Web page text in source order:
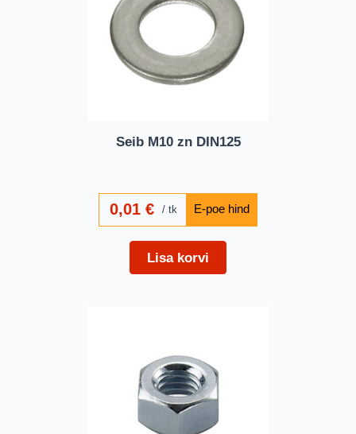
Seib M10 zn DIN125
0,01€ tk
Lisa korvi